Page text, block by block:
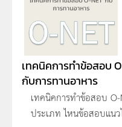
เทคนิคการทำข้อสอบ
กับการทานอาหาร
เทคนิคการทำข้อสอบ
ประเภท ไหนข้อสอบแน